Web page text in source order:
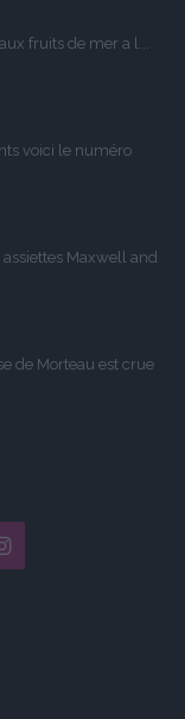
fruits de mer a l...
voici le numéro
Maxwell and
de Morteau est crue
Instagram